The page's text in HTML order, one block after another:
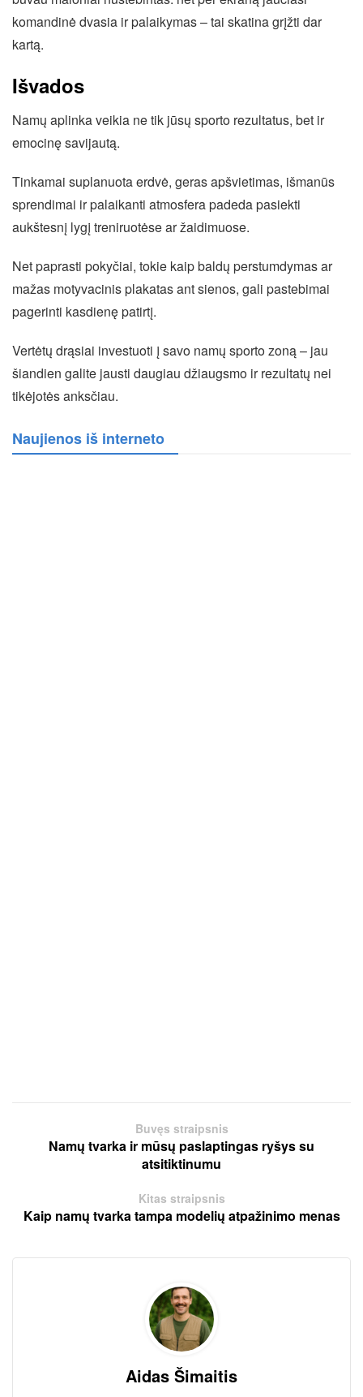
komandinė dvasia ir palaikymas – tai skatina grįžti dar
kartą.
Išvados
Namų aplinka veikia ne tik jūsų sporto rezultatus, bet ir
emocinę savijautą.
Tinkamai suplanuota erdvė, geras apšvietimas, išmanūs
sprendimai ir palaikanti atmosfera padeda pasiekti
aukštesnį lygį treniruotėse ar žaidimuose.
Net paprasti pokyčiai, tokie kaip baldų perstumdymas ar
mažas motyvacinis plakatas ant sienos, gali pastebimai
pagerinti kasdienę patirtį.
Vertėtų drąsiai investuoti į savo namų sporto zoną – jau
šiandien galite jausti daugiau džiaugsmo ir rezultatų nei
tikėjotės anksčiau.
Naujienos iš interneto
Buvęs straipsnis
Namų tvarka ir mūsų paslaptingas ryšys su
atsitiktinumu
Kitas straipsnis
Kaip namų tvarka tampa modelių atpažinimo menas
Aidas Šimaitis